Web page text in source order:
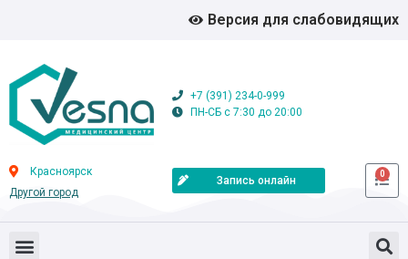
Версия для слабовидящих
+7 (391) 234-0-999
ПН-СБ с 7:30 до 20:00
Красноярск
Другой город
Запись онлайн
0